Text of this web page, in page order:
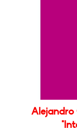
Alejandro